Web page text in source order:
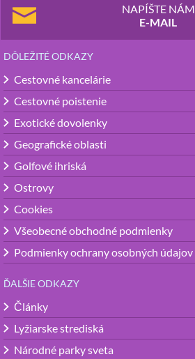
NAPÍŠTE NÁM
E-MAIL
DÔLEŽITÉ ODKAZY
Cestovné kancelárie
Cestovné poistenie
Exotické dovolenky
Geografické oblasti
Golfové ihriská
Ostrovy
Cookies
Všeobecné obchodné podmienky
Podmienky ochrany osobných údajov
ĎALŠIE ODKAZY
Články
Lyžiarske strediská
Národné parky sveta